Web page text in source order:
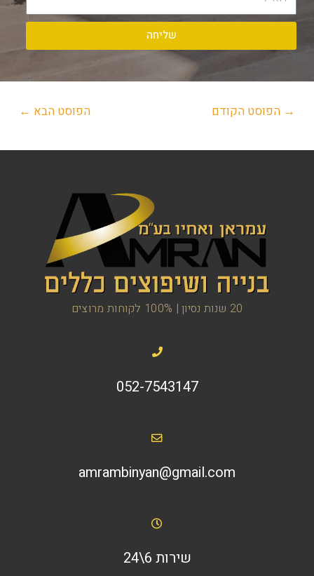
שליחה
→ הפוסט הקודם הפוסט הבא ←
20 שנות נסיון | 100% לקוחות מרוצים
052-7543147
amrambinyan@gmail.com
שירות 6\24